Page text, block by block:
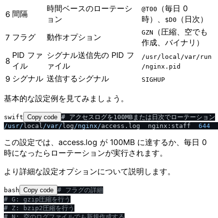
6 間隔
時間ベースのローテーシ
ョン
@T00
（毎日 0
時）、
$D0
（日次）
7 フラグ 動作オプション GZN
（圧縮、空でも
作成、バイナリ）
8
PID ファ
イル
シグナル送信先の PID フ
ァイル
​/​usr​/​local​/​var​/​run​
/​nginx.pid
9 シグナル 送信するシグナル SIGHUP
基本的な設定例を見てみましょう。
swift Copy code
/usr/ local/var/ log/nginx/access.log  nginx:staff 644
この設定では、access.log が 100MB に達するか、毎日 0
時になったらローテーションが実行されます。
より詳細な設定オプションについて説明します。
bash Copy code # フラグの詳細
# G: gzip圧縮を行う
# Z: bzip2圧縮を行う